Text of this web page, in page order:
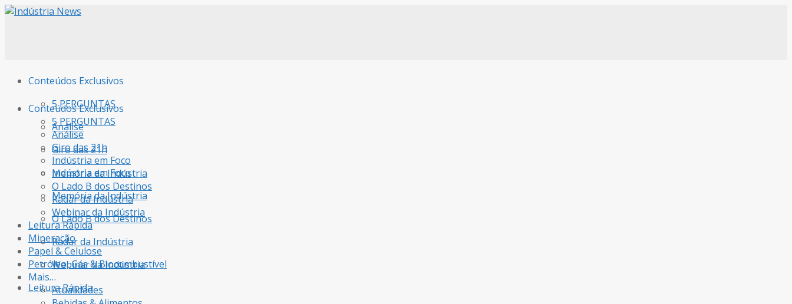
Conteúdos Exclusivos
5 PERGUNTAS
Análise
Giro das 21h
Indústria em Foco
Memória da Indústria
O Lado B dos Destinos
Radar da Indústria
Webinar da Indústria
Leitura Rápida
Conteúdos Exclusivos
5 PERGUNTAS
Análise
Giro das 21h
Indústria em Foco
Memória da Indústria
O Lado B dos Destinos
Radar da Indústria
Webinar da Indústria
Leitura Rápida
Mineração
Papel & Celulose
Petróleo, Gás & Biocombustível
Mais…
Atualidades